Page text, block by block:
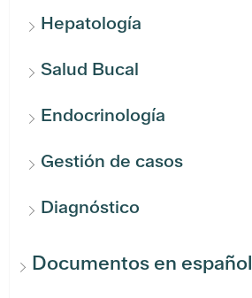
Hepatología
Salud Bucal
Endocrinología
Gestión de casos
Diagnóstico
Documentos en español